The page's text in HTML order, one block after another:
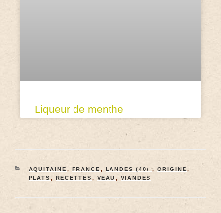
Liqueur de menthe
AQUITAINE , FRANCE , LANDES (40), ORIGINE ,
PLATS , RECETTES , VEAU , VIANDES